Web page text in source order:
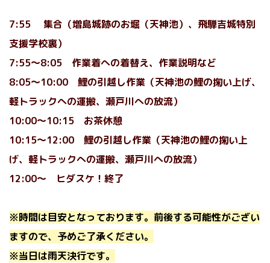
7:55 集合（増島城跡のお堀（天神池）、飛騨吉城特別
支援学校裏）
7:55〜8:05 作業着への着替え、作業説明など
8:05～10:00 鯉の引越し作業（天神池の鯉の掬い上げ、
軽トラックへの運搬、瀬戸川への放流）
10:00～10:15 お茶休憩
10:15～12:00 鯉の引越し作業 （天神池の鯉の掬い上
げ、軽トラックへの運搬、瀬戸川への放流）
12:00～
ヒダスケ！終了
※時間は目安となっております。前後する可能性がござい
ますので、予めご了承ください。
※当日は雨天決行です。